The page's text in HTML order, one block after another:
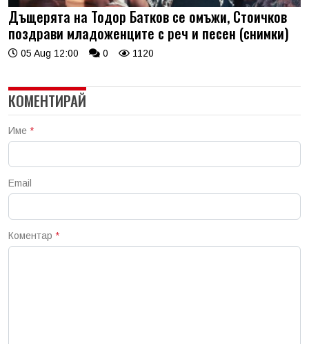
Дъщерята на Тодор Батков се омъжи, Стоичков
поздрави младоженците с реч и песен (снимки)
05 Aug 12:00 0 1120
КОМЕНТИРАЙ
Име *
Email
Коментар *